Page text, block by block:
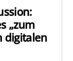
„zum
digitalen